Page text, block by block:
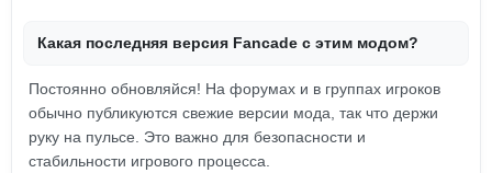
Какая последняя версия Fancade с этим модом?
Постоянно обновляйся! На форумах и в группах игроков
обычно публикуются свежие версии мода, так что держи
руку на пульсе. Это важно для безопасности и
стабильности игрового процесса.